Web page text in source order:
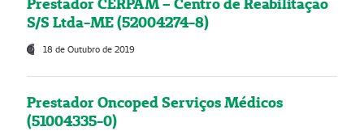
S/S Ltda-ME (52004274-8)
18 de Outubro de 2019
Prestador Oncoped Serviços Médicos
(51004335-0)